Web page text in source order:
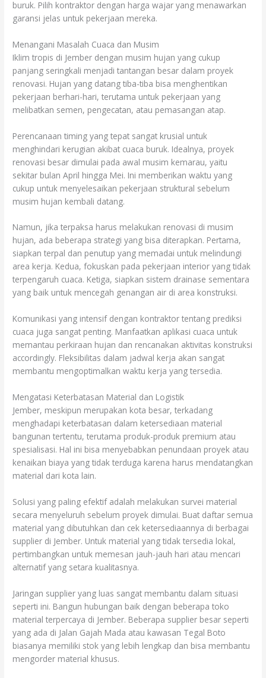
buruk. Pilih kontraktor dengan harga wajar yang menawarkan
garansi jelas untuk pekerjaan mereka.
Menangani Masalah Cuaca dan Musim
Iklim tropis di Jember dengan musim hujan yang cukup
panjang seringkali menjadi tantangan besar dalam proyek
renovasi. Hujan yang datang tiba-tiba bisa menghentikan
pekerjaan berhari-hari, terutama untuk pekerjaan yang
melibatkan semen, pengecatan, atau pemasangan atap.
Perencanaan timing yang tepat sangat krusial untuk
menghindari kerugian akibat cuaca buruk. Idealnya, proyek
renovasi besar dimulai pada awal musim kemarau, yaitu
sekitar bulan April hingga Mei. Ini memberikan waktu yang
cukup untuk menyelesaikan pekerjaan struktural sebelum
musim hujan kembali datang.
Namun, jika terpaksa harus melakukan renovasi di musim
hujan, ada beberapa strategi yang bisa diterapkan. Pertama,
siapkan terpal dan penutup yang memadai untuk melindungi
area kerja. Kedua, fokuskan pada pekerjaan interior yang tidak
terpengaruh cuaca. Ketiga, siapkan sistem drainase sementara
yang baik untuk mencegah genangan air di area konstruksi.
Komunikasi yang intensif dengan kontraktor tentang prediksi
cuaca juga sangat penting. Manfaatkan aplikasi cuaca untuk
memantau perkiraan hujan dan rencanakan aktivitas konstruksi
accordingly. Fleksibilitas dalam jadwal kerja akan sangat
membantu mengoptimalkan waktu kerja yang tersedia.
Mengatasi Keterbatasan Material dan Logistik
Jember, meskipun merupakan kota besar, terkadang
menghadapi keterbatasan dalam ketersediaan material
bangunan tertentu, terutama produk-produk premium atau
spesialisasi. Hal ini bisa menyebabkan penundaan proyek atau
kenaikan biaya yang tidak terduga karena harus mendatangkan
material dari kota lain.
Solusi yang paling efektif adalah melakukan survei material
secara menyeluruh sebelum proyek dimulai. Buat daftar semua
material yang dibutuhkan dan cek ketersediaannya di berbagai
supplier di Jember. Untuk material yang tidak tersedia lokal,
pertimbangkan untuk memesan jauh-jauh hari atau mencari
alternatif yang setara kualitasnya.
Jaringan supplier yang luas sangat membantu dalam situasi
seperti ini. Bangun hubungan baik dengan beberapa toko
material terpercaya di Jember. Beberapa supplier besar seperti
yang ada di Jalan Gajah Mada atau kawasan Tegal Boto
biasanya memiliki stok yang lebih lengkap dan bisa membantu
mengorder material khusus.